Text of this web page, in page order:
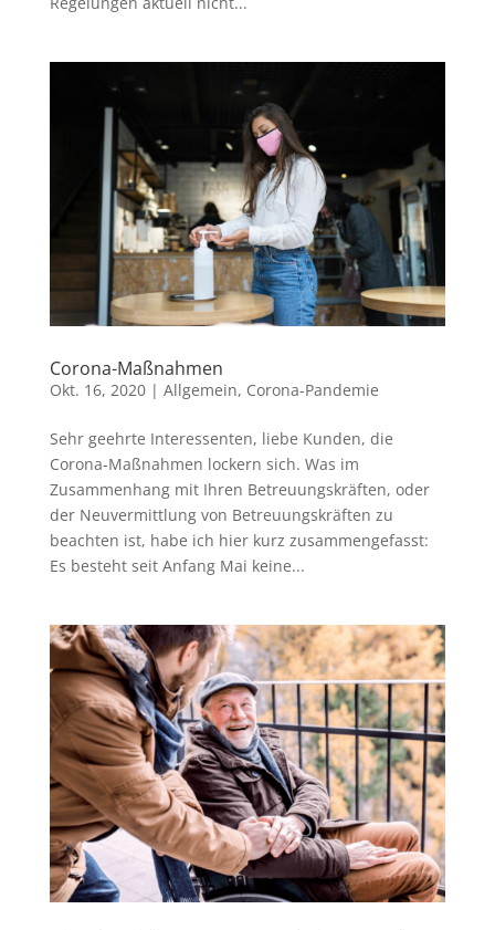
Corona-Maßnahmen
Okt. 16, 2020| Allgemein, Corona-Pandemie
Sehr geehrte Interessenten, liebe Kunden, die
Corona-Maßnahmen lockern sich. Was im
Zusammenhang mit Ihren Betreuungskräften, oder
der Neuvermittlung von Betreuungskräften zu
beachten ist, habe ich hier kurz zusammengefasst:
Es besteht seit Anfang Mai keine...